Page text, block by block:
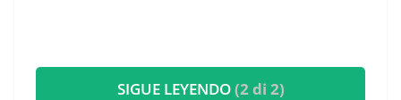
SIGUE LEYENDO(2 di 2)